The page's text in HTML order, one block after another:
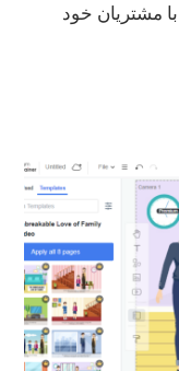
مشتریان خود